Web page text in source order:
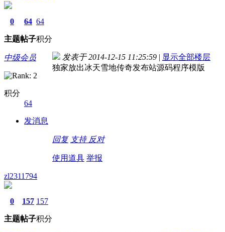
0
主题
64
帖子
64
积分
中级会员
积分
64
发消息
发表于 2014-12-15 11:25:59 | 显示全部楼层
独家放出冰天雪地传奇发布站源码程序模版
回复 支持 反对
使用道具 举报
zl2311794
0
主题
157
帖子
157
积分